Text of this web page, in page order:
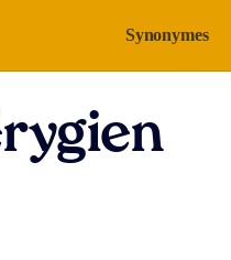
Synonymes